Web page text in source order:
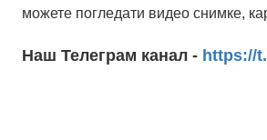
можете погледати видео снимке,
Наш Телеграм канал - https://